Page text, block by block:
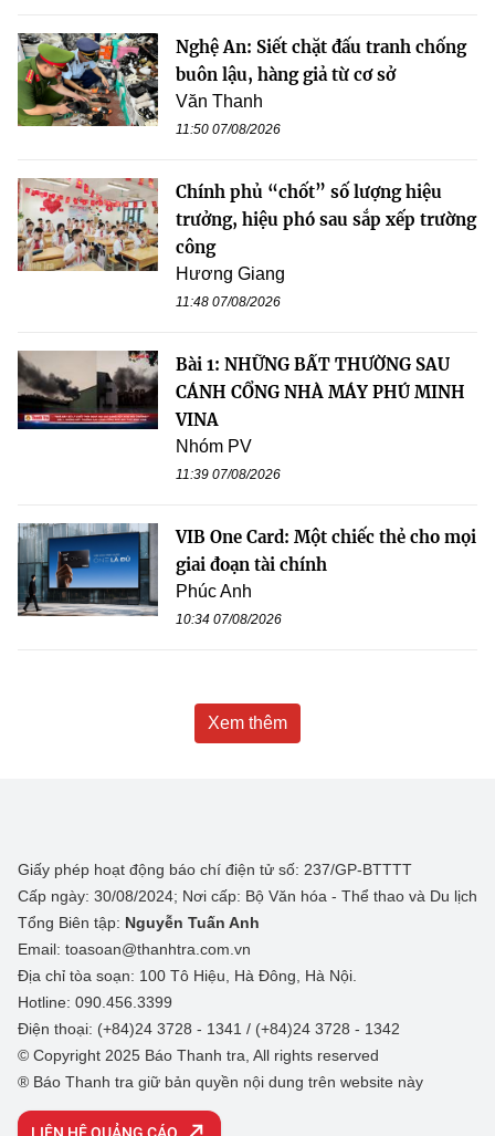
Nghệ An: Siết chặt đấu tranh chống
buôn lậu, hàng giả từ cơ sở
Văn Thanh
11:50 07/08/2026
Chính phủ “chốt” số lượng hiệu
trưởng, hiệu phó sau sắp xếp trường
công
Hương Giang
11:48 07/08/2026
Bài 1: NHỮNG BẤT THƯỜNG SAU
CÁNH CỔNG NHÀ MÁY PHÚ MINH
VINA
Nhóm PV
11:39 07/08/2026
VIB One Card: Một chiếc thẻ cho mọi
giai đoạn tài chính
Phúc Anh
10:34 07/08/2026
Xem thêm
Giấy phép hoạt động báo chí điện tử số: 237/GP-BTTTT
Cấp ngày: 30/08/2024; Nơi cấp: Bộ Văn hóa - Thể thao và Du lịch
Tổng Biên tập: Nguyễn Tuấn Anh
Email: toasoan@thanhtra.com.vn
Địa chỉ tòa soạn: 100 Tô Hiệu, Hà Đông, Hà Nội.
Hotline: 090.456.3399
Điện thoại: (+84)24 3728 - 1341 / (+84)24 3728 - 1342
© Copyright 2025 Báo Thanh tra, All rights reserved
® Báo Thanh tra giữ bản quyền nội dung trên website này
LIÊN HỆ QUẢNG CÁO